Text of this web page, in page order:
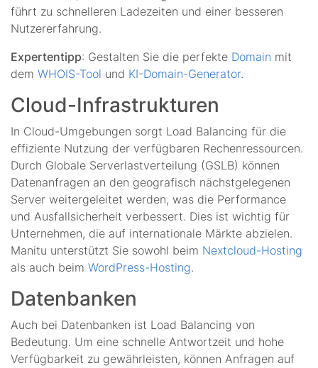
führt zu schnelleren Ladezeiten und einer besseren
Nutzererfahrung.
Expertentipp: Gestalten Sie die perfekte Domain mit
dem WHOIS-Tool und KI-Domain-Generator.
Cloud-Infrastrukturen
In Cloud-Umgebungen sorgt Load Balancing für die
effiziente Nutzung der verfügbaren Rechenressourcen.
Durch Globale Serverlastverteilung (GSLB) können
Datenanfragen an den geografisch nächstgelegenen
Server weitergeleitet werden, was die Performance
und Ausfallsicherheit verbessert. Dies ist wichtig für
Unternehmen, die auf internationale Märkte abzielen.
Manitu unterstützt Sie sowohl beim Nextcloud-Hosting
als auch beim WordPress-Hosting.
Datenbanken
Auch bei Datenbanken ist Load Balancing von
Bedeutung. Um eine schnelle Antwortzeit und hohe
Verfügbarkeit zu gewährleisten, können Anfragen auf